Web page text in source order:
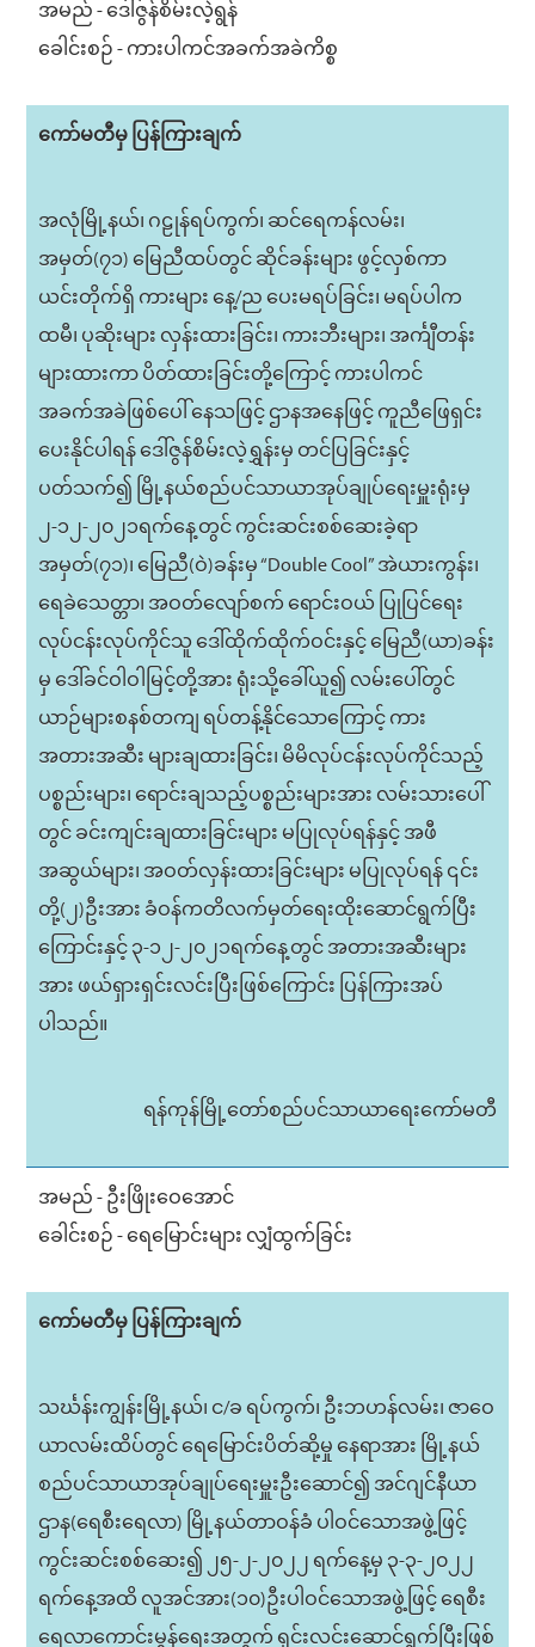
အမည် - ဒေါ်ဇွန်စိမ်းလဲ့ရွန်
ခေါင်းစဉ် - ကားပါကင်အခက်အခဲကိစ္စ
ကော်မတီမှ ပြန်ကြားချက်
အလုံမြို့နယ်၊ ဂဠုန်ရပ်ကွက်၊ ဆင်ရေကန်လမ်း၊
အမှတ်(၇၁) မြေညီထပ်တွင် ဆိုင်ခန်းများ ဖွင့်လှစ်ကာ
ယင်းတိုက်ရှိ ကားများ နေ့/ည ပေးမရပ်ခြင်း၊ မရပ်ပါက
ထမီ၊ ပုဆိုးများ လှန်းထားခြင်း၊ ကားဘီးများ၊ အင်္ကျီတန်း
များထားကာ ပိတ်ထားခြင်းတို့ကြောင့် ကားပါကင်
အခက်အခဲဖြစ်ပေါ် နေသဖြင့် ဌာနအနေဖြင့် ကူညီဖြေရှင်း
ပေးနိုင်ပါရန် ဒေါ်ဇွန်စိမ်းလဲ့ရွှန်းမှ တင်ပြခြင်းနှင့်
ပတ်သက်၍ မြို့နယ်စည်ပင်သာယာအုပ်ချုပ်ရေးမှူးရုံးမှ
၂-၁၂-၂၀၂၁ရက်နေ့တွင် ကွင်းဆင်းစစ်ဆေးခဲ့ရာ
အမှတ်(၇၁)၊ မြေညီ(ဝဲ)ခန်းမှ “Double Cool” အဲယားကွန်း၊
ရေခဲသေတ္တာ၊ အဝတ်လျော်စက် ရောင်းဝယ် ပြုပြင်ရေး
လုပ်ငန်းလုပ်ကိုင်သူ ဒေါ်ထိုက်ထိုက်ဝင်းနှင့် မြေညီ(ယာ)ခန်း
မှ ဒေါ်ခင်ဝါဝါမြင့်တို့အား ရုံးသို့ခေါ်ယူ၍ လမ်းပေါ်တွင်
ယာဉ်များစနစ်တကျ ရပ်တန့်နိုင်သောကြောင့် ကား
အတားအဆီး များချထားခြင်း၊ မိမိလုပ်ငန်းလုပ်ကိုင်သည့်
ပစ္စည်းများ၊ ရောင်းချသည့်ပစ္စည်းများအား လမ်းသားပေါ်
တွင် ခင်းကျင်းချထားခြင်းများ မပြုလုပ်ရန်နှင့် အဖီ
အဆွယ်များ၊ အဝတ်လှန်းထားခြင်းများ မပြုလုပ်ရန် ၎င်း
တို့(၂)ဦးအား ခံဝန်ကတိလက်မှတ်ရေးထိုးဆောင်ရွက်ပြီး
ကြောင်းနှင့် ၃-၁၂-၂၀၂၁ရက်နေ့တွင် အတားအဆီးများ
အား ဖယ်ရှားရှင်းလင်းပြီးဖြစ်ကြောင်း ပြန်ကြားအပ်
ပါသည်။
ရန်ကုန်မြို့တော်စည်ပင်သာယာရေးကော်မတီ
အမည် - ဦးဖြိုးဝေအောင်
ခေါင်းစဉ် - ရေမြောင်းများ လျှံထွက်ခြင်း
ကော်မတီမှ ပြန်ကြားချက်
သင်္ဃန်းကျွန်းမြို့နယ်၊ င/ခ ရပ်ကွက်၊ ဦးဘဟန်လမ်း၊ ဇာဝေ
ယာလမ်းထိပ်တွင် ရေမြောင်းပိတ်ဆို့မှု နေရာအား မြို့နယ်
စည်ပင်သာယာအုပ်ချုပ်ရေးမှူးဦးဆောင်၍ အင်ဂျင်နီယာ
ဌာန(ရေစီးရေလာ) မြို့နယ်တာဝန်ခံ ပါဝင်သောအဖွဲ့ဖြင့်
ကွင်းဆင်းစစ်ဆေး၍ ၂၅-၂-၂၀၂၂ ရက်နေ့မှ ၃-၃-၂၀၂၂
ရက်နေ့အထိ လူအင်အား(၁၀)ဦးပါဝင်သောအဖွဲ့ဖြင့် ရေစီး
ရေလာကောင်းမွန်ရေးအတွက် ရှင်းလင်းဆောင်ရွက်ပြီးဖြစ်